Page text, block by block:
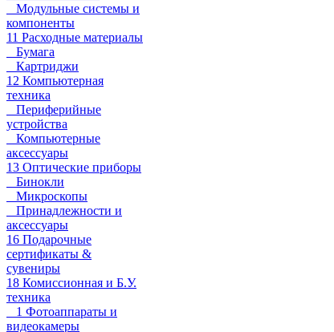
Модульные системы и
компоненты
11 Расходные материалы
Бумага
Картриджи
12 Компьютерная
техника
Периферийные
устройства
Компьютерные
аксессуары
13 Оптические приборы
Бинокли
Микроскопы
Принадлежности и
аксессуары
16 Подарочные
сертификаты &
сувениры
18 Комиссионная и Б.У.
техника
1 Фотоаппараты и
видеокамеры